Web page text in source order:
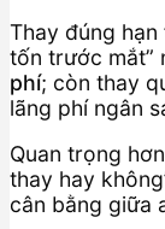
Thay đúng hạn
tốn trước mắt”
phí; còn thay
lãng phí ngân
Quan trọng
thay hay
cân bằng giữa